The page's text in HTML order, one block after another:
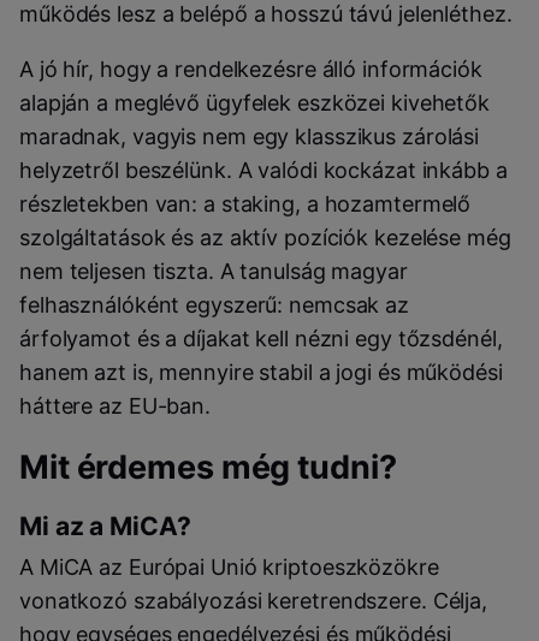
működés lesz a belépő a hosszú távú jelenléthez.
A jó hír, hogy a rendelkezésre álló információk
alapján a meglévő ügyfelek eszközei kivehetők
maradnak, vagyis nem egy klasszikus zárolási
helyzetről beszélünk. A valódi kockázat inkább a
részletekben van: a staking, a hozamtermelő
szolgáltatások és az aktív pozíciók kezelése még
nem teljesen tiszta. A tanulság magyar
felhasználóként egyszerű: nemcsak az
árfolyamot és a díjakat kell nézni egy tőzsdénél,
hanem azt is, mennyire stabil a jogi és működési
háttere az EU-ban.
Mit érdemes még tudni?
Mi az a MiCA?
A MiCA az Európai Unió kriptoeszközökre
vonatkozó szabályozási keretrendszere. Célja,
hogy egységes engedélyezési és működési